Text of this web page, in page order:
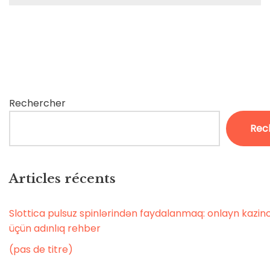
Rechercher
Articles récents
Slottica pulsuz spinlərindən faydalanmaq: onlayn
üçün adınlıq rehber
(pas de titre)